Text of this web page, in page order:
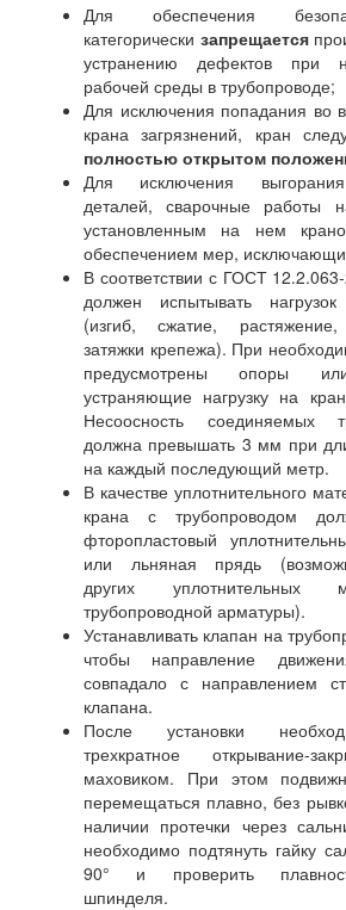
Для обеспечения
категорически запрещается
устранению дефектов при
рабочей среды в трубопроводе;
Для исключения попадания во
крана загрязнений, кран
полностью открытом
Для исключения
деталей, сварочные работы
установленным на нем
обеспечением мер,
В соответствии с ГОСТ
должен испытывать
(изгиб, сжатие, растяжение,
затяжки крепежа). При
предусмотрены опоры
устраняющие нагрузку на
Несоосность соединяемых
должна превышать 3 мм при
на каждый последующий метр.
В качестве уплотнительного
крана с трубопроводом
фторопластовый
или льняная прядь
других уплотнительных
трубопроводной арматуры).
Устанавливать клапан на
чтобы направление
совпадало с направлением
клапана.
После установки
трехкратное открывание-
маховиком. При этом
перемещаться плавно, без
наличии протечки через
необходимо подтянуть гайку
90° и проверить
шпинделя.